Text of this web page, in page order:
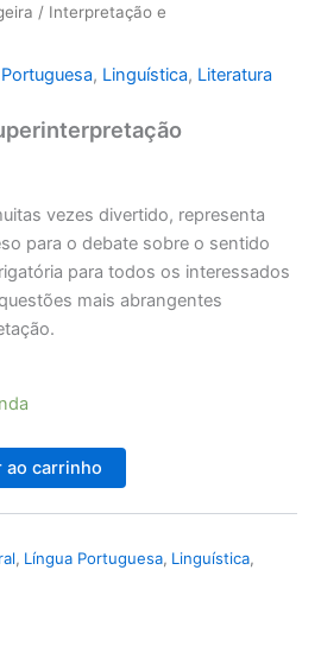
/ Interpretação e
, Linguística, Literatura
vezes divertido, representa
para o debate sobre o sentido
para todos os interessados
mais abrangentes
ao carrinho
, Língua Portuguesa, Linguística,